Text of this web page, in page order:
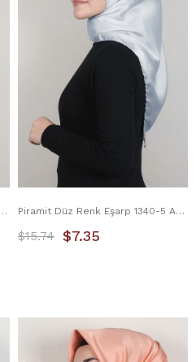
Piramit Düz Renk Eşarp 1340-68 Gümüş Piramit Düz Renk Eşarp 1340-5 Açık Gri
$7.35
$15.74